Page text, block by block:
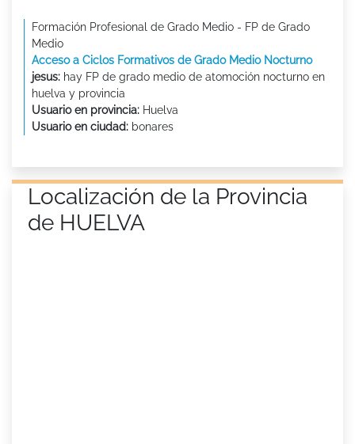
Formación Profesional de Grado Medio - FP de Grado
Medio
Acceso a Ciclos Formativos de Grado Medio Nocturno
jesus: hay FP de grado medio de atomoción nocturno en
huelva y provincia
Usuario en provincia: Huelva
Usuario en ciudad: bonares
Localización de la Provincia
de HUELVA